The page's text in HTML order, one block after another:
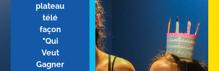
plateau
télé
façon
"Qui
Veut
Gagner